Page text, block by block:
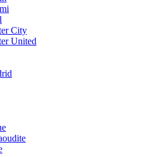
City
United